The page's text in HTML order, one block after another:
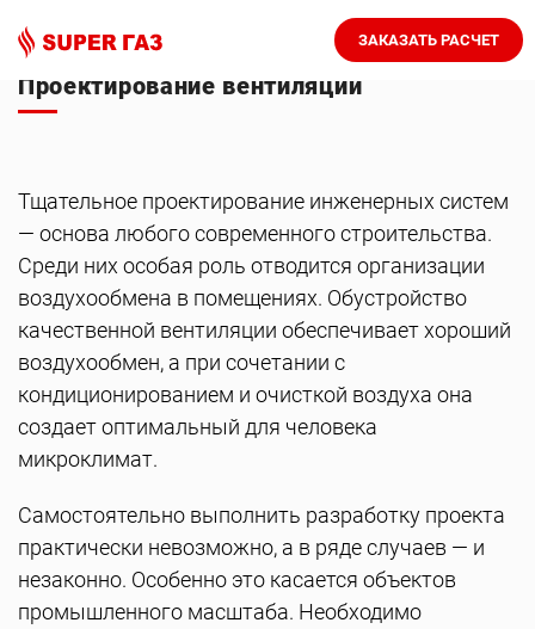
ЗАКАЗАТЬ РАСЧЕТ
Проектирование вентиляции
Тщательное проектирование инженерных систем
— основа любого современного строительства.
Среди них особая роль отводится организации
воздухообмена в помещениях. Обустройство
качественной вентиляции обеспечивает хороший
воздухообмен, а при сочетании с
кондиционированием и очисткой воздуха она
создает оптимальный для человека
микроклимат.
Самостоятельно выполнить разработку проекта
практически невозможно, а в ряде случаев — и
незаконно. Особенно это касается объектов
промышленного масштаба. Необходимо